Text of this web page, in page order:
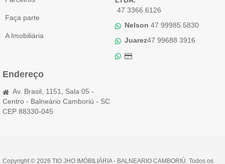
Faça parte
A Imobiliária
47 3366.6126
Nelson 47 99985.5830
Juarez47 99688 3916
Endereço
Av. Brasil, 1151, Sala 05 -
Centro - Balneário Camboriú - SC
CEP 88330-045
Copyright © 2026 TIO JHO IMÓBILIÁRIA - BALNEARIO CAMBORIÚ. Todos os